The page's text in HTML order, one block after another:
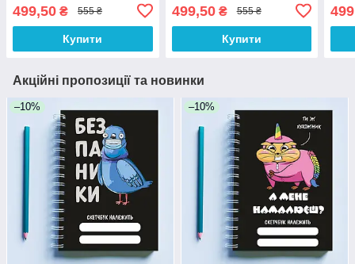
москалями"
499,50 ₴ 555 ₴
Купити
499,50₴ 555 ₴
Купити
Акційні пропозиції та новинки
–10% –10%